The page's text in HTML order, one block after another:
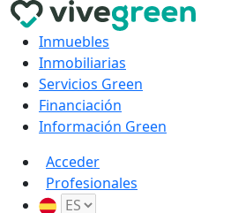
Inmuebles
Inmobiliarias
Servicios Green
Financiación
Información Green
Acceder
Profesionales